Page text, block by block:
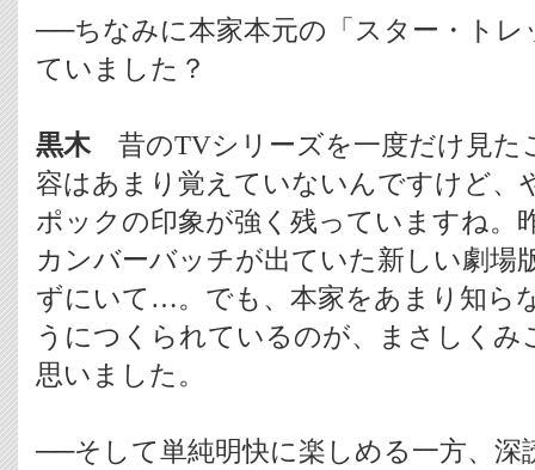
──ちなみに本家本元の「スター・トレ
ていました？
黒木昔のTVシリーズを一度だけ見た
容はあまり覚えていないんですけど、
ポックの印象が強く残っていますね。
カンバーバッチが出ていた新しい劇場
ずにいて…。でも、本家をあまり知ら
うにつくられているのが、まさしくみ
思いました。
──そして単純明快に楽しめる一方、深